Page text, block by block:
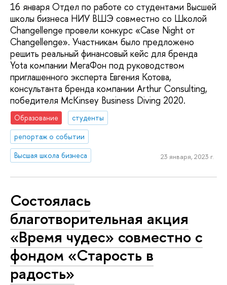
16 января Отдел по работе со студентами Высшей
школы бизнеса НИУ ВШЭ совместно со Школой
Changellenge провели конкурс «Case Night от
Changellenge». Участникам было предложено
решить реальный финансовый кейс для бренда
Yota компании МегаФон под руководством
приглашенного эксперта Евгения Котова,
консультанта бренда компании Arthur Consulting,
победителя McKinsey Business Diving 2020.
Образование
студенты
репортаж о событии
Высшая школа бизнеса
23 января, 2023 г.
Состоялась
благотворительная акция
«Время чудес» совместно с
фондом «Старость в
радость»